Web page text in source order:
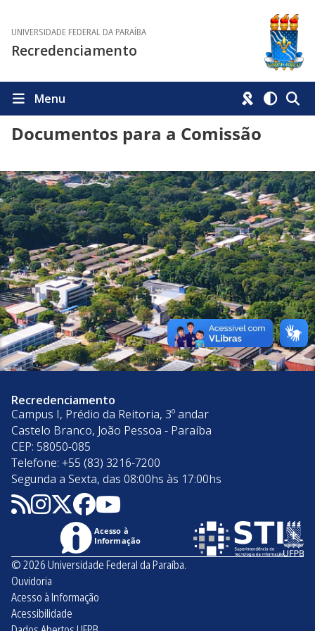
UNIVERSIDADE FEDERAL DA PARAÍBA
Recredenciamento
Menu
Documentos para a Comissão
Recredenciamento
Campus I, Prédio da Reitoria, 3º andar
Castelo Branco, João Pessoa - Paraíba
CEP: 58050-085
Telefone: +55 (83) 3216-7200
Segunda a Sexta, das 08:00hs às 17:00hs
Acesso à
Informação
© 2026 Universidade Federal da Paraíba.
Ouvidoria
Acesso à Informação
Acessibilidade